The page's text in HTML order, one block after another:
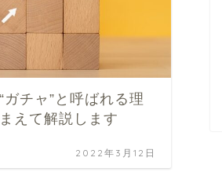
チャ”と呼ばれる理
えて解説します
2022年3月12日